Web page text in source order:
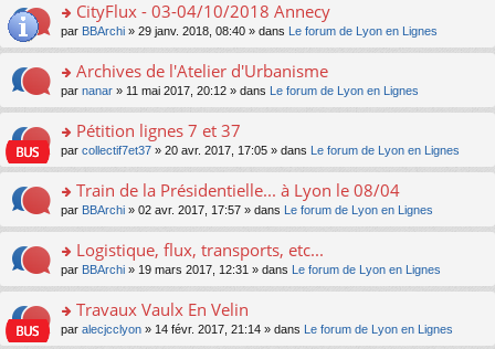
c
e
nt
pl
u
s
c
e
nt
n
lu
le
pl
u
c
e
nt
a
g
e
n
n
le
pl
u
ré
c
e
nt
m
e
a
g
e
n
n
le
pl
u
ré
c
e
nt
ult
er
le
m
e
a
g
e
n
n
le
pl
u
ré
c
o
n
ult
er
le
m
e
a
g
e
n
n
le
pl
u
CityFlux - 03-04/10/2018 Annecy
par BBArchi » 29 janv. 2018, 08:40 » dans Le forum de Lyon en Lignes
o
n
ult
er
le
m
e
a
g
e
n
n
Archives de l'Atelier d'Urbanisme
par nanar » 11 mai 2017, 20:12 » dans Le forum de Lyon en Lignes
o
n
ult
er
le
m
e
a
g
Pétition lignes 7 et 37
par collectif7et37 » 20 avr. 2017, 17:05 » dans Le forum de Lyon en Lignes
o
n
ult
er
le
m
e
Train de la Présidentielle... à Lyon le 08/04
par BBArchi » 02 avr. 2017, 17:57 » dans Le forum de Lyon en Lignes
o
n
ult
er
Logistique, flux, transports, etc...
par BBArchi » 19 mars 2017, 12:31 » dans Le forum de Lyon en Lignes
o
n
Travaux Vaulx En Velin
par alecjcclyon » 14 févr. 2017, 21:14 » dans Le forum de Lyon en Lignes